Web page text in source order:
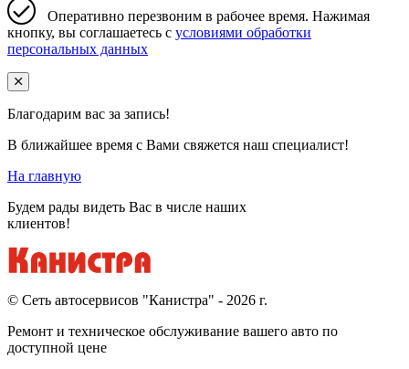
Оперативно перезвоним в рабочее время. Нажимая
кнопку, вы соглашаетесь с условиями обработки
персональных данных
Благодарим вас за запись!
В ближайшее время с Вами свяжется наш специалист!
На главную
Будем рады видеть Вас в числе наших
клиентов!
© Cеть автосервисов "Канистра" - 2026 г.
Ремонт и техническое обслуживание вашего авто по
доступной цене